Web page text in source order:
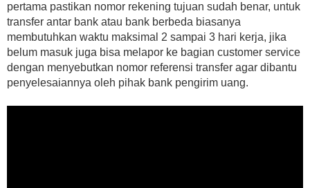
pertama pastikan nomor rekening tujuan sudah benar, untuk
transfer antar bank atau bank berbeda biasanya
membutuhkan waktu maksimal 2 sampai 3 hari kerja, jika
belum masuk juga bisa melapor ke bagian customer service
dengan menyebutkan nomor referensi transfer agar dibantu
penyelesaiannya oleh pihak bank pengirim uang.